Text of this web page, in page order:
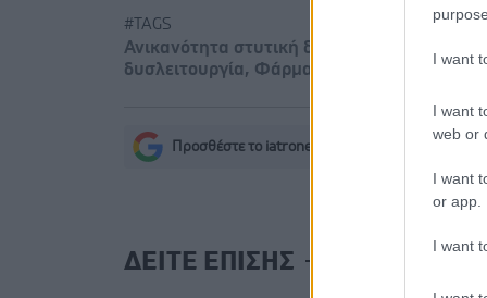
I want
I want
web or
I want
or app.
I want
#TAGS
Ανικανότητα στυτική δυσλειτουργία
δυσλειτουργία, Φάρμακα
Προσθέστε το iatronet.gr στο Discover
ΔΕΙΤΕ ΕΠΙΣΗΣ